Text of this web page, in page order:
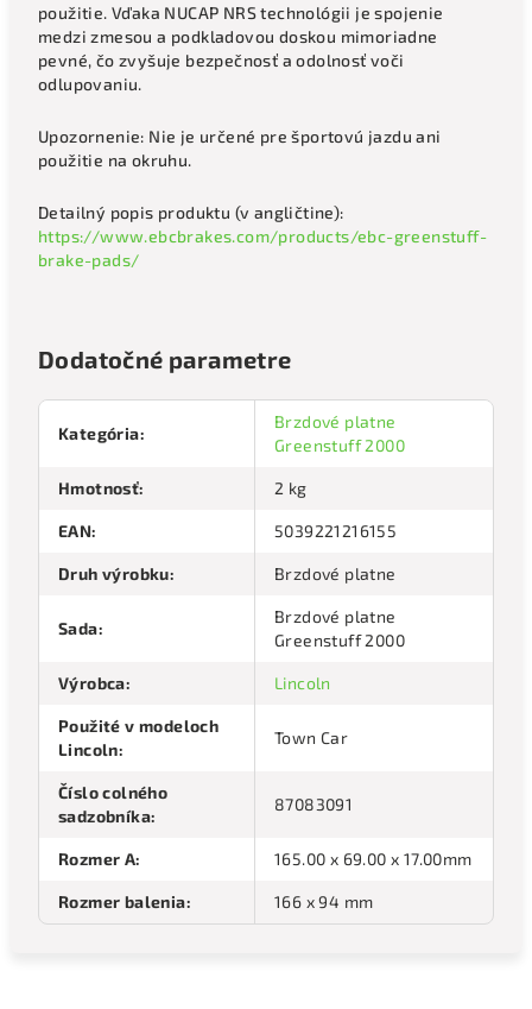
použitie. Vďaka NUCAP NRS technológii je spojenie
medzi zmesou a podkladovou doskou mimoriadne
pevné, čo zvyšuje bezpečnosť a odolnosť voči
odlupovaniu.
Upozornenie: Nie je určené pre športovú jazdu ani
použitie na okruhu.
Detailný popis produktu (v angličtine):
https://www.ebcbrakes.com/products/ebc-greenstuff-
brake-pads/
Dodatočné parametre
Kategória:
Brzdové platne
Greenstuff 2000
Hmotnosť: 2 kg
EAN: 5039221216155
Druh výrobku: Brzdové platne
Sada:
Brzdové platne
Greenstuff 2000
Výrobca: Lincoln
Použité v modeloch
Lincoln:
Town Car
Číslo colného
sadzobníka:
87083091
Rozmer A: 165.00 x 69.00 x 17.00mm
Rozmer balenia: 166 x 94 mm